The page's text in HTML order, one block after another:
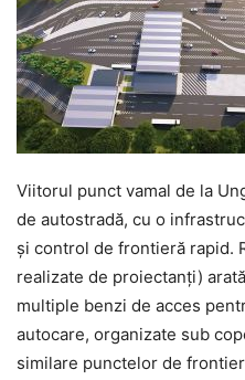
Viitorul punct vamal de la
de autostradă, cu o
și control de frontieră rapid.
realizate de proiectanți)
multiple benzi de acces
autocare, organizate sub
similare punctelor de